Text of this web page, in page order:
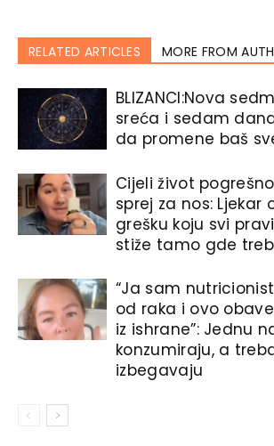
RELATED ARTICLES MORE FROM
BLIZANCI:Nova
sreća i sedam
da promene baš
Cijeli život
sprej za nos: Ljekar
grešku koju svi
stiže tamo gde
“Ja sam
od raka i ovo
iz ishrane”: Jednu
konzumiraju, a
izbegavaju